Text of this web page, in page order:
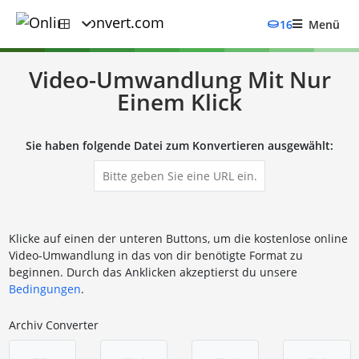
16 Menü
Video-Umwandlung Mit Nur
Einem Klick
Sie haben folgende Datei zum Konvertieren ausgewählt:
Klicke auf einen der unteren Buttons, um die kostenlose online
Video-Umwandlung in das von dir benötigte Format zu
beginnen. Durch das Anklicken akzeptierst du unsere
Bedingungen.
Archiv Converter